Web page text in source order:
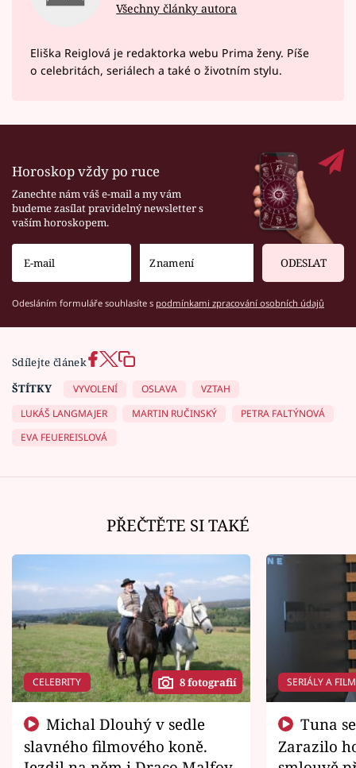
Všechny články autora
Eliška Reiglová je redaktorka webu Prima ženy. Píše
o celebritách, seriálech a také o životním stylu.
Horoskop vždy po ruce
Zanechte nám váš e-mail a my vám
budeme zasílat pravidelný newsletter s
vaším horoskopem.
ODESLAT
Odesláním formuláře souhlasíte s podmínkami zpracování osobních údajů
Sdílejte článek
ŠTÍTKY
VYVOLENÍ OSLAVA
VZTAH
LUKÁŠ LANGMAJER
MARTIN RUČINSKÝ
PETRA FALTÝNOVÁ
EVA FEUEREISLOVÁ
PŘEČTĚTE SI TAKÉ
CELEBRITY 8 fotografií
slavného filmového koně.
SERIÁLY A
Zarazilo